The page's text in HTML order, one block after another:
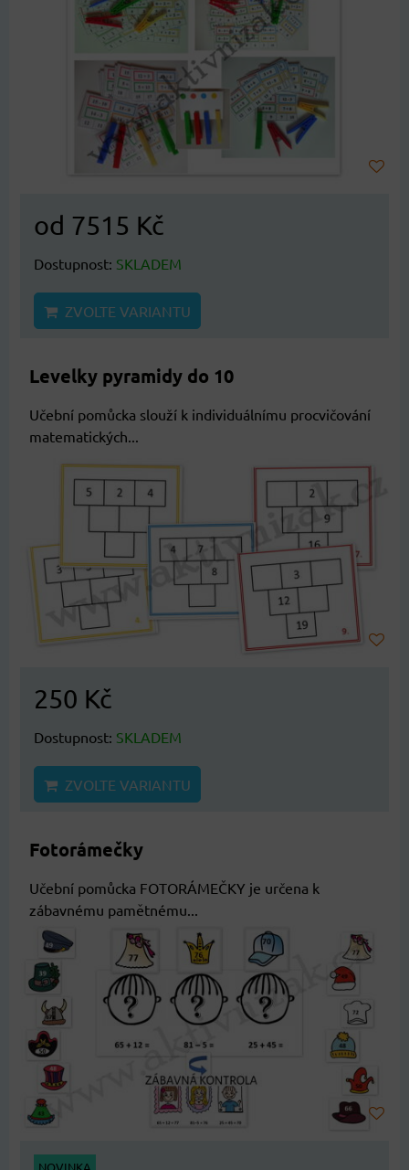
od 7515 Kč
Dostupnost: SKLADEM
ZVOLTE VARIANTU
Levelky pyramidy do 10
Učební pomůcka slouží k individuálnímu procvičování
matematických...
250 Kč
Dostupnost: SKLADEM
ZVOLTE VARIANTU
Fotorámečky
Učební pomůcka FOTORÁMEČKY je určena k
zábavnému pamětnému...